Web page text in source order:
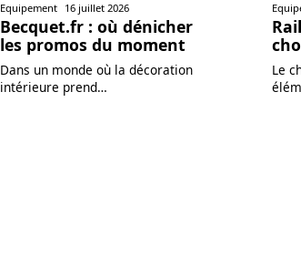
Equipement 16 juillet 2026
Becquet.fr : où dénicher
les promos du moment
Dans un monde où la décoration
intérieure prend…
Le